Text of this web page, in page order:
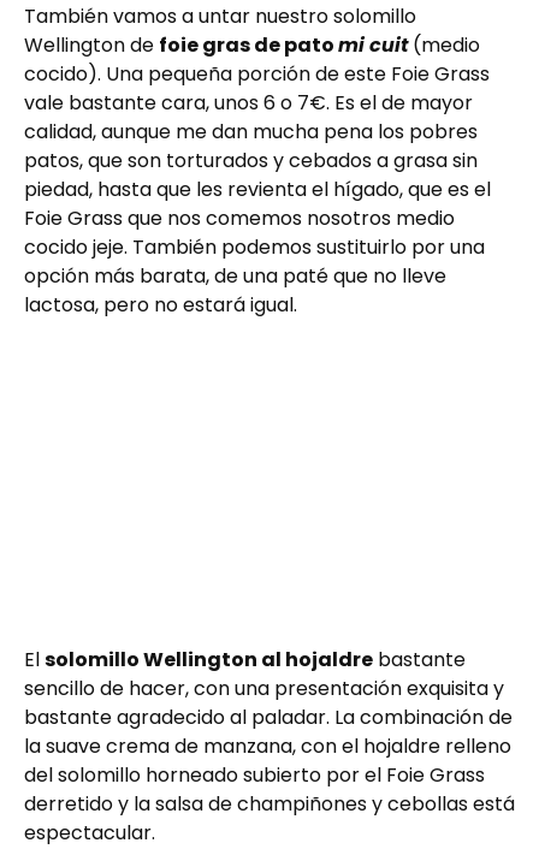
También vamos a untar nuestro solomillo
Wellington de foie gras de patomi cuit(medio
cocido). Una pequeña porción de este Foie Grass
vale bastante cara, unos 6 o 7€. Es el de mayor
calidad, aunque me dan mucha pena los pobres
patos, que son torturados y cebados a grasa sin
piedad, hasta que les revienta el hígado, que es el
Foie Grass que nos comemos nosotros medio
cocido jeje. También podemos sustituirlo por una
opción más barata, de una paté que no lleve
lactosa, pero no estará igual.
Elsolomillo Wellington al hojaldre bastante
sencillo de hacer, con una presentación exquisita y
bastante agradecido al paladar. La combinación de
la suave crema de manzana, con el hojaldre relleno
del solomillo horneado subierto por el Foie Grass
derretido y la salsa de champiñones y cebollas está
espectacular.